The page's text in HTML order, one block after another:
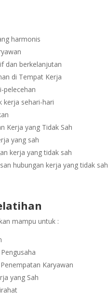
harmonis
dan berkelanjutan
di Tempat Kerja
pelecehan
kerja sehari-hari
Kerja yang Tidak Sah
yang sah
kerja yang tidak sah
hubungan kerja yang tidak sah
mampu untuk :
Karyawan
yang Sah